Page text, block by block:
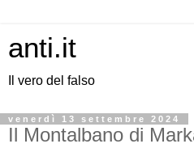
anti.it
Il vero del falso
venerdì 13 settembre 2024
Il Montalbano di